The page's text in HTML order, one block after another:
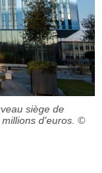
siège de
d'euros. ©